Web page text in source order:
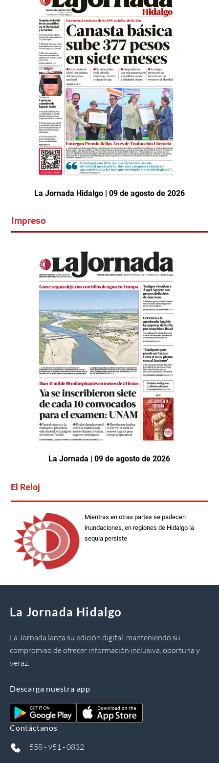
La Jornada Hidalgo | 09 de agosto de 2026
Impreso
La Jornada | 09 de agosto de 2026
El Reloj
Mientras en otras partes se padecen
inundaciones, en regiones de Hidalgo la
sequía persiste
La Jornada Hidalgo
La Jornada lanza su edición digital, manteniendo su
compromiso de ofrecer información inclusiva, oportuna y
veraz.
Descarga nuestra app
Contáctanos
558 - 951 - 0832